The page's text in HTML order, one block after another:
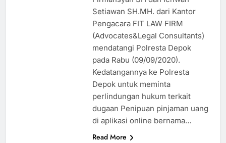
Setiawan SH.MH. dari Kantor
Pengacara FIT LAW FIRM
(Advocates&Legal Consultants)
mendatangi Polresta Depok
pada Rabu (09/09/2020).
Kedatangannya ke Polresta
Depok untuk meminta
perlindungan hukum terkait
dugaan Penipuan pinjaman uang
di aplikasi online bernama…
Read More